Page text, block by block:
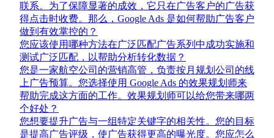
联系。为了保障显著的成效，它只在广告客户的广告获
得点击时收费。那么，Google Ads 是如何帮助广告客户
做到有效掌控的？
您应该使用哪种方法在广泛匹配广告系列中成功实施和
测试广泛匹配，以帮助分析转化数据？
您是一家航空公司的营销高管，负责按月规划公司的线
上广告预算。您选择使用 Google Ads 的效果规划师来
帮助完成这方面的工作。效果规划师可以给您带来哪两
个好处？
您想要提升广告与一组特定关键字的相关性。您的目标
是提高广告评级，使广告获得更高的曝光度。您应怎么